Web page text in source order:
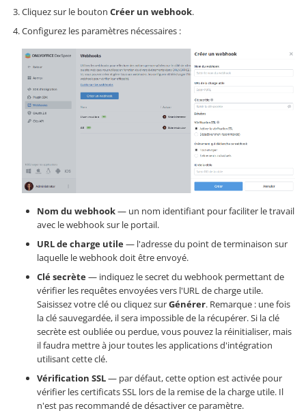
Cliquez sur le bouton Créer un webhook.
Configurez les paramètres nécessaires :
Nom du webhook— un nom identifiant pour faciliter le travail
avec le webhook sur le portail.
URL de charge utile— l'adresse du point de terminaison sur
laquelle le webhook doit être envoyé.
Clé secrète— indiquez le secret du webhook permettant de
vérifier les requêtes envoyées vers l'URL de charge utile.
Saisissez votre clé ou cliquez surGénérer. Remarque : une fois
la clé sauvegardée, il sera impossible de la récupérer. Si la clé
secrète est oubliée ou perdue, vous pouvez la réinitialiser, mais
il faudra mettre à jour toutes les applications d'intégration
utilisant cette clé.
Vérification SSL— par défaut, cette option est activée pour
vérifier les certificats SSL lors de la remise de la charge utile. Il
n'est pas recommandé de désactiver ce paramètre.